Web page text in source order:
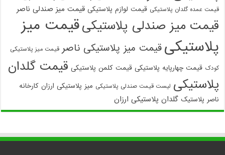
قیمت عمده گلدان پلاستیکی قیمت لوازم پلاستیکی قیمت میز صندلی ناصر
قیمت میز صندلی پلاستیکیقیمت میز
پلاستیکی قیمت میز پلاستیکی ناصر قیمت میز پلاستیکی
کودک قیمت چهارپایه پلاستیکی قیمت کلمن پلاستیکی قیمت گلدان
پلاستیکی لیست قیمت صندلی پلاستیکی میز پلاستیکی ارزان کارخانه
ناصر پلاستیک گلدان پلاستیکی ارزان